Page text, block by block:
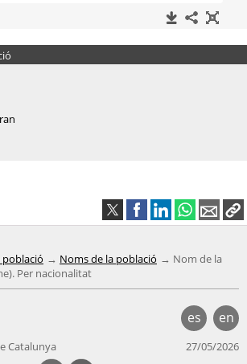
població
Noms de la població
Nom de la
Per nacionalitat
es en
Catalunya
27/05/2026